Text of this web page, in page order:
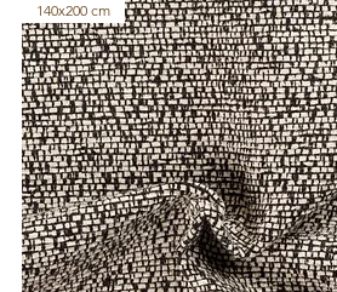
140x200 cm